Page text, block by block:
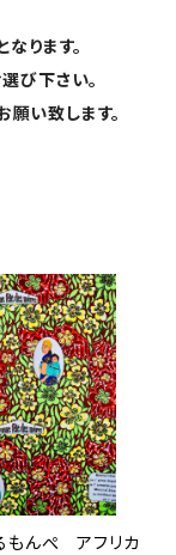
ります。
び下さい。
い致します。
もんぺ アフリカ